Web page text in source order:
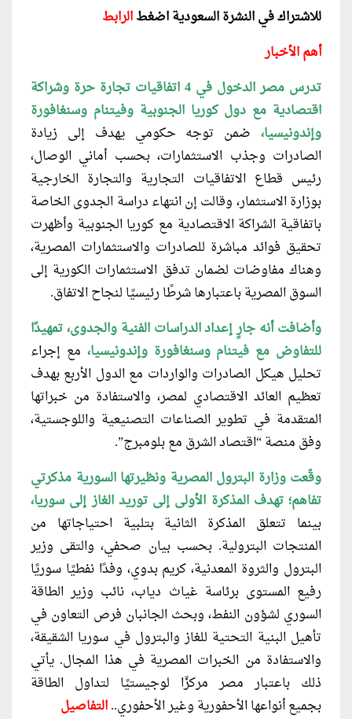
للاشتراك فيالنشرة السعوديةاضغطالرابط
أهم الأخبار
تدرس مصر الدخول في 4 اتفاقيات
تجارة حرة وشراكة
اقتصادية مع دول كوريا الجنوبية وفيتنام وسنغافورة
وإندونيسيا، ضمن توجه حكومي يهدف إلى زيادة
الصادرات وجذب الاستثمارات، بحسب أماني الوصال،
رئيس قطاع الاتفاقيات التجارية والتجارة الخارجية
بوزارة الاستثمار، وقالت إن انتهاء دراسة الجدوى الخاصة
باتفاقية الشراكة الاقتصادية مع كوريا الجنوبية وأظهرت
تحقيق فوائد مباشرة للصادرات والاستثمارات المصرية،
وهناك مفاوضات لضمان تدفق الاستثمارات الكورية إلى
السوق المصرية باعتبارها شرطًا رئيسيًا لنجاح الاتفاق.
وأضافت أنه جارٍ إعداد الدراسات الفنية والجدوى، تمهيدًا
للتفاوض مع فيتنام وسنغافورة وإندونيسيا، مع إجراء
تحليل هيكل الصادرات والواردات مع الدول الأربع بهدف
تعظيم العائد الاقتصادي لمصر، والاستفادة من خبراتها
المتقدمة في تطوير الصناعات التصنيعية واللوجستية،
وفق منصة “اقتصاد الشرق مع بلومبرج”.
وقّعت وزارة البترول المصرية ونظيرتها السورية مذكرتي
تفاهم؛ تهدف المذكرة الأولى إلى توريد الغاز إلى سوريا،
بينما تتعلق المذكرة الثانية بتلبية احتياجاتها من
المنتجات البترولية. بحسب بيان صحفي، والتقى وزير
البترول والثروة المعدنية، كريم بدوي، وفدًا نفطيًا سوريًا
رفيع المستوى برئاسة غياث دياب، نائب وزير الطاقة
السوري لشؤون النفط، وبحث الجانبان فرص التعاون في
تأهيل البنية التحتية للغاز والبترول في سوريا الشقيقة،
والاستفادة من الخبرات المصرية في هذا المجال. يأتي
ذلك باعتبار مصر مركزًا لوجيستيًا لتداول الطاقة
بجميع أنواعها الأحفورية وغير الأحفوري..التفاصيل